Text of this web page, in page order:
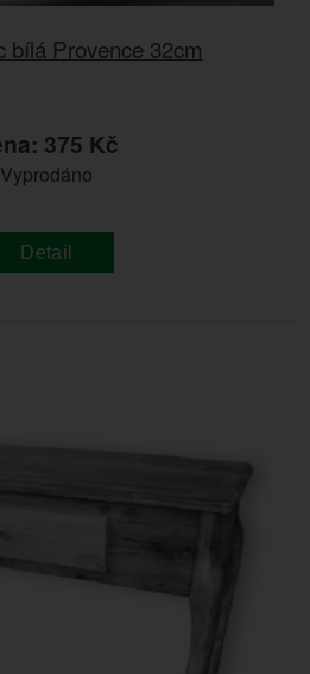
bílá Provence 32cm
375 Kč
Vyprodáno
Detail